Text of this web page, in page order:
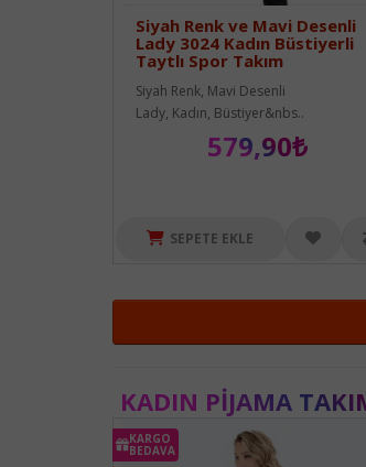
Siyah Renk ve Mavi Desenli
Lady 3024 Kadın Büstiyerli
Taytlı Spor Takım
Siyah Renk, Mavi Desenli
Lady, Kadın, Büstiyer&nbs..
579,90₺
SEPETE EKLE
KADIN PIJAMA
KARGO
BEDAVA